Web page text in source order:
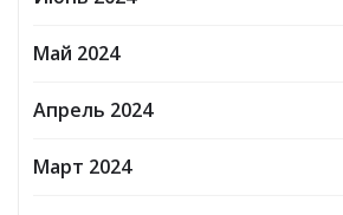
Май 2024
Апрель 2024
Март 2024